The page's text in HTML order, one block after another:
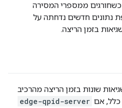
ממספרי המסירה
נתונים חדשים נדחתה על
שונות בזמן הריצה מהרכיב
כלל, אם edge-qpid-server